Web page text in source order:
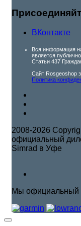
ВКонтакте
Вся информация
является
Статьи 437
Сайт Rosgeoshop
Политика
2008-2026
официальный
Simrad в Уфе
Мы официальный